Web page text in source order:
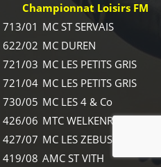
Championnat Loisirs
713/01 MC ST SERVAIS
622/02 MC DUREN
721/03 MC LES PETITS GRIS
721/04 MC LES PETITS GRIS
730/05 MC LES 4 & Co
426/06 MTC WELKENRAEDT
427/07 MC LES ZEBUS
419/08 AMC ST VITH